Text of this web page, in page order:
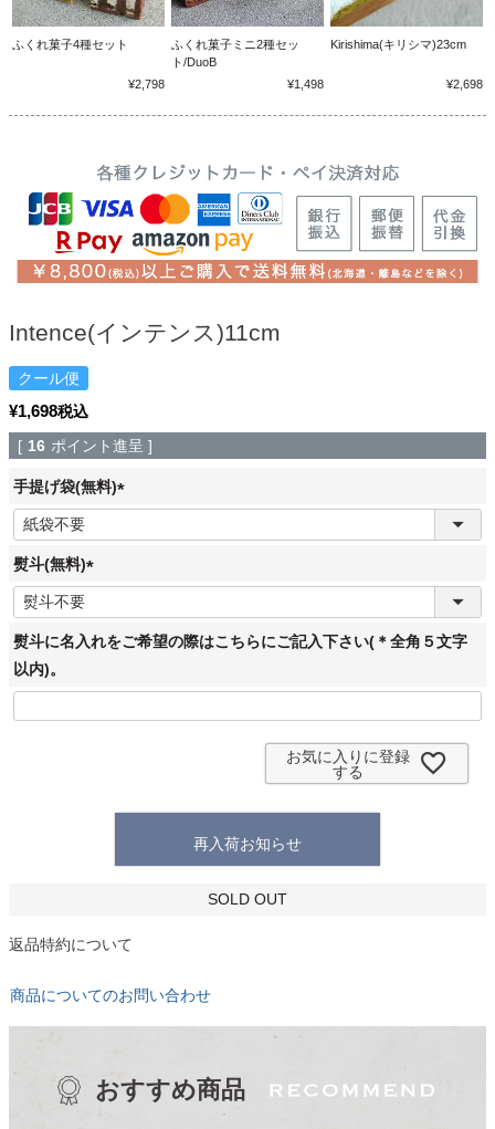
ふくれ菓子4種セット
¥2,798
ふくれ菓子ミニ2種セッ
ト/DuoB
¥1,498
Kirishima(キリシマ)23cm
¥2,698
Intence(インテンス)11cm
クール便
¥1,698税込
[ 16 ポイント進呈 ]
手提げ袋(無料)
(
必
)
熨斗(無料)
(
必
須
熨斗に名入れをご希望の際はこちらにご記入下さい(＊全角５文字
以内)。
お気に入りに登録
する
再入荷お知らせ
SOLD OUT
返品特約について
商品についてのお問い合わせ
おすすめ商品